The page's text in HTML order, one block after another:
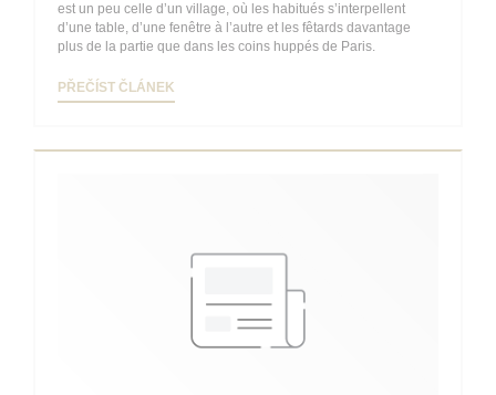
est un peu celle d’un village, où les habitués s’interpellent
d’une table, d’une fenêtre à l’autre et les fêtards davantage
plus de la partie que dans les coins huppés de Paris.
PŘEČÍST ČLÁNEK